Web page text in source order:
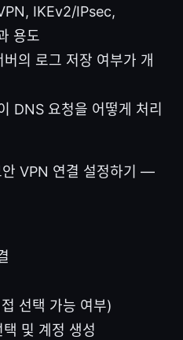
IKEv2/IPsec,
용도
의 로그 저장 여부가 개
DNS 요청을 어떻게 처리
VPN 연결 설정하기 —
선택 가능 여부)
및 계정 생성